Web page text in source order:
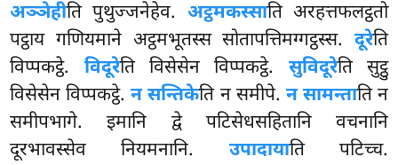
अञ्ञेहीति पुथुज्जनेहेव. अट्ठमकस्साति अरहत्तफलट्ठतो
पट्ठाय गणियमाने अट्ठमभूतस्स सोतापत्तिमग्गट्ठस्स. दूरेति
विप्पकट्ठे. विदूरेति विसेसेन विप्पकट्ठे. सुविदूरेति सुट्ठु
विसेसेन विप्पकट्ठे.न सन्तिकेति न समीपे. न सामन्ताति न
समीपभागे. इमानि द्वे पटिसेधसहितानि वचनानि
दूरभावस्सेव नियमनानि. उपादायाति पटिच्च.